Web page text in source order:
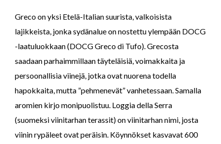
Greco on yksi Etelä-Italian suurista, valkoisista
lajikkeista, jonka sydänalue on nostettu ylempään DOCG
-laatuluokkaan (DOCG Greco di Tufo). Grecosta
saadaan parhaimmillaan täyteläisiä, voimakkaita ja
persoonallisia viinejä, jotka ovat nuorena todella
hapokkaita, mutta ”pehmenevät” vanhetessaan. Samalla
aromien kirjo monipuolistuu. Loggia della Serra
(suomeksi viinitarhan terassit) on viinitarhan nimi, josta
viinin rypäleet ovat peräisin. Köynnökset kasvavat 600